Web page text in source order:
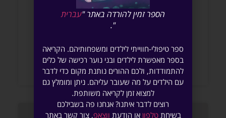
לא מעט ילדים ובני נוער סובלים מהפרעות דיכאון.
ההפרעה מתבטאת בחוסר שקט, התפרצויות בכי,
כאבים גופניים. אם בעבר
קרא עוד »
הספר זמין להורדה באתר "עברית
".
ספר טיפולי-חווייתי לילדים ומשפחותיהם.​ הקריאה
בספר מאפשרת לילדים ובני נוער רכישה של כלים
להתמודדות, ולכם ההורים נותנת מקום כדי לדבר
עם הילדים על מה שעובר עליהם. ניתן ומומלץ גם
למצוא זמן לקריאה משותפת.
רוצים לדבר איתנו? אנחנו פה בשבילכם
בשיחתטלפון או הודעת ווצאפ, צור קשר באתר